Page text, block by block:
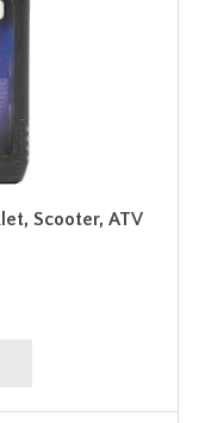
Scooter, ATV